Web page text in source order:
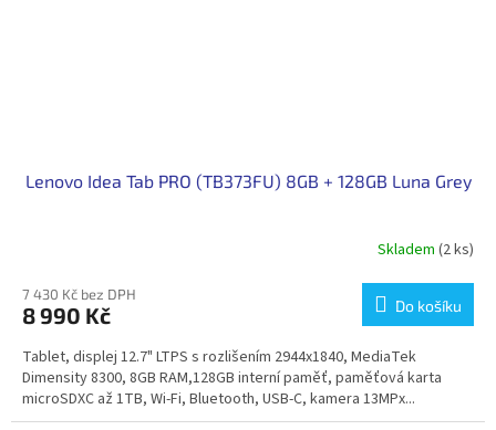
Lenovo Idea Tab PRO (TB373FU) 8GB + 128GB Luna Grey
Skladem (2 ks)
7 430 Kč bez DPH
8 990 Kč Do košíku
Tablet, displej 12.7" LTPS s rozlišením 2944x1840, MediaTek
Dimensity 8300, 8GB RAM,128GB interní paměť, paměťová karta
microSDXC až 1TB, Wi-Fi, Bluetooth, USB-C, kamera 13MPx...